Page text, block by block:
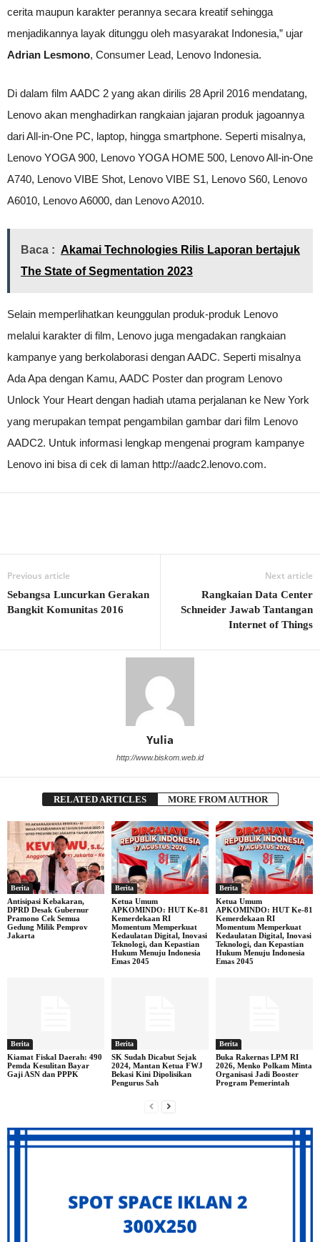
cerita maupun karakter perannya secara kreatif sehingga
menjadikannya layak ditunggu oleh masyarakat Indonesia,” ujar
Adrian Lesmono, Consumer Lead, Lenovo Indonesia.
Di dalam film AADC 2 yang akan dirilis 28 April 2016 mendatang,
Lenovo akan menghadirkan rangkaian jajaran produk jagoannya
dari All-in-One PC, laptop, hingga smartphone. Seperti misalnya,
Lenovo YOGA 900, Lenovo YOGA HOME 500, Lenovo All-in-One
A740, Lenovo VIBE Shot, Lenovo VIBE S1, Lenovo S60, Lenovo
A6010, Lenovo A6000, dan Lenovo A2010.
Baca : Akamai Technologies Rilis Laporan bertajuk
The State of Segmentation 2023
Selain memperlihatkan keunggulan produk-produk Lenovo
melalui karakter di film, Lenovo juga mengadakan rangkaian
kampanye yang berkolaborasi dengan AADC. Seperti misalnya
Ada Apa dengan Kamu, AADC Poster dan program Lenovo
Unlock Your Heart dengan hadiah utama perjalanan ke New York
yang merupakan tempat pengambilan gambar dari film Lenovo
AADC2. Untuk informasi lengkap mengenai program kampanye
Lenovo ini bisa di cek di laman http://aadc2.lenovo.com.
Previous article
Sebangsa Luncurkan Gerakan
Bangkit Komunitas 2016
Next article
Rangkaian Data Center
Schneider Jawab Tantangan
Internet of Things
Yulia
http://www.biskom.web.id
RELATED ARTICLES MORE FROM AUTHOR
Berita
Antisipasi Kebakaran,
DPRD Desak Gubernur
Pramono Cek Semua
Gedung Milik Pemprov
Jakarta
Berita
Ketua Umum
APKOMINDO: HUT Ke-81
Kemerdekaan RI
Momentum Memperkuat
Kedaulatan Digital, Inovasi
Teknologi, dan Kepastian
Hukum Menuju Indonesia
Emas 2045
Berita
Ketua Umum
APKOMINDO: HUT Ke-81
Kemerdekaan RI
Momentum Memperkuat
Kedaulatan Digital, Inovasi
Teknologi, dan Kepastian
Hukum Menuju Indonesia
Emas 2045
Berita
Kiamat Fiskal Daerah: 490
Pemda Kesulitan Bayar
Gaji ASN dan PPPK
Berita
SK Sudah Dicabut Sejak
2024, Mantan Ketua FWJ
Bekasi Kini Dipolisikan
Pengurus Sah
Berita
Buka Rakernas LPM RI
2026, Menko Polkam Minta
Organisasi Jadi Booster
Program Pemerintah